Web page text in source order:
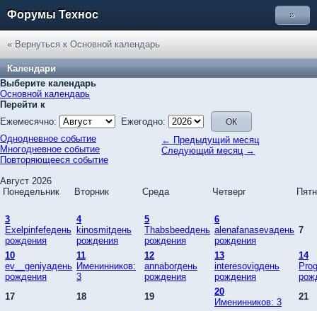
Форумы Технос »
« Вернуться к Основной календарь
Календари
Выберите календарь
Основной календарь
Перейти к
Ежемесячно:
Ежегодно:
← Предыдущий месяц
Следующий месяц →
Однодневное событие
Многодневное событие
Повторяющееся событие
Август 2026
Понедельник
Вторник Среда Четверг
3
Exelpinfefeдень
рождения
4
kinosmitдень
рождения
5
Thabsbeedдень
рождения
6
alenafanasevaдень
рождения
7
10
ev__geniyaдень
рождения
11
Именинников:
3
12
annaborдень
рождения
13
interesovigдень
рождения
14
17
18 19
20
Именинников: 3
21